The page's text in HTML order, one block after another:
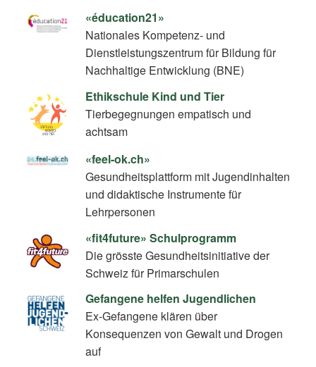
«éducation21»
Nationales Kompetenz- und
Dienstleistungszentrum für Bildung für
Nachhaltige Entwicklung (BNE)
Ethikschule Kind und Tier
Tierbegegnungen empatisch und
achtsam
«feel-ok.ch»
Gesundheitsplattform mit Jugendinhalten
und didaktische Instrumente für
Lehrpersonen
«fit4future» Schulprogramm
Die grösste Gesundheitsinitiative der
Schweiz für Primarschulen
Gefangene helfen Jugendlichen
Ex-Gefangene klären über
Konsequenzen von Gewalt und Drogen
auf